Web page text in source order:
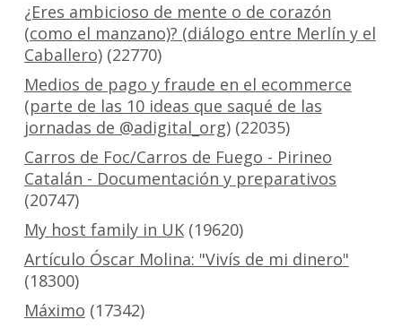
¿Eres ambicioso de mente o de corazón
(como el manzano)? (diálogo entre Merlín y el
Caballero)(22770)
Medios de pago y fraude en el ecommerce
(parte de las 10 ideas que saqué de las
jornadas de @adigital_org)(22035)
Carros de Foc/Carros de Fuego - Pirineo
Catalán - Documentación y preparativos
(20747)
My host family in UK(19620)
Artículo Óscar Molina: "Vivís de mi dinero"
(18300)
Máximo (17342)